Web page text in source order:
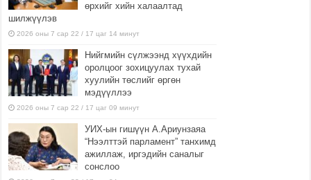
өрхийг хийн халаалтад
шилжүүлэв
2026 оны 7 сар 22 / 17 цаг 14 минут
Нийгмийн сүлжээнд хүүхдийн
оролцоог зохицуулах тухай
хуулийн төслийг өргөн
мэдүүллээ
2026 оны 7 сар 22 / 17 цаг 09 минут
УИХ-ын гишүүн А.Ариунзаяа
“Нээлттэй парламент” танхимд
ажиллаж, иргэдийн саналыг
сонслоо